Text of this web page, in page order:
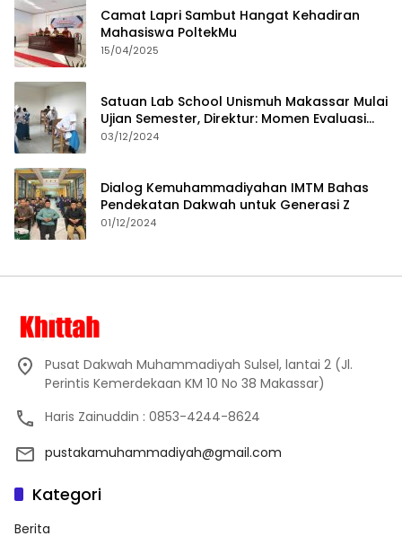
Camat Lapri Sambut Hangat Kehadiran
Mahasiswa PoltekMu
15/04/2025
Satuan Lab School Unismuh Makassar Mulai
Ujian Semester, Direktur: Momen Evaluasi
Proses Pembelajaran
03/12/2024
Dialog Kemuhammadiyahan IMTM Bahas
Pendekatan Dakwah untuk Generasi Z
01/12/2024
Pusat Dakwah Muhammadiyah Sulsel, lantai 2 (Jl.
Perintis Kemerdekaan KM 10 No 38 Makassar)
Haris Zainuddin : 0853-4244-8624
pustakamuhammadiyah@gmail.com
Kategori
Berita